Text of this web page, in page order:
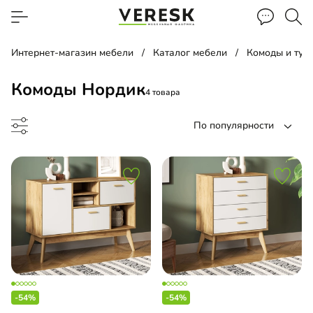
Интернет-магазин мебели Каталог мебели Комоды и
Комоды Нордик4 товара
По популярности
до
-54% -54%